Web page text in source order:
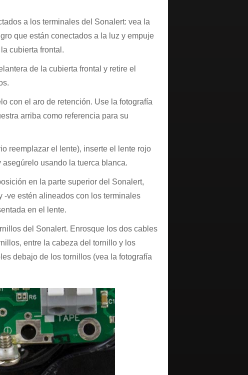
a los terminales del Sonalert: vea la
que están conectados a la luz y empuje
cubierta frontal.
de la cubierta frontal y retire el
con el aro de retención. Use la fotografía
arriba como referencia para su
reemplazar el lente), inserte el lente rojo
usando la tuerca blanca.
en la parte superior del Sonalert,
-ve estén alineados con los terminales
en el lente.
del Sonalert. Enrosque los dos cables
entre la cabeza del tornillo y los
debajo de los tornillos (vea la fotografía